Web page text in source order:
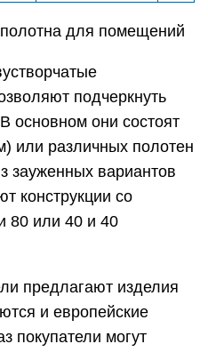
для помещений
подчеркнуть
основном они состоят
или различных полотен
зауженных вариантов
конструкции со
80 или 40 и 40
предлагают изделия
и европейские
покупатели могут